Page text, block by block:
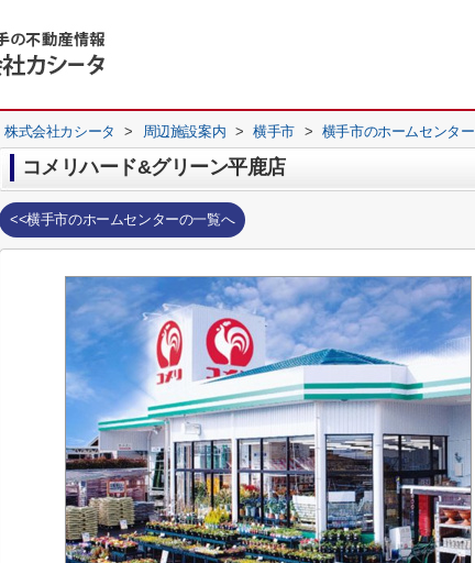
株式会社カシータ > 周辺施設案内 > 横手市 > 横手市のホームセンター
コメリハード&グリーン平鹿店
<<横手市のホームセンターの一覧へ